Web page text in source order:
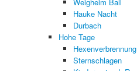
Hauke Nacht
Durbach
Hohe Tage
Hexenverbrennung
Sternschlagen